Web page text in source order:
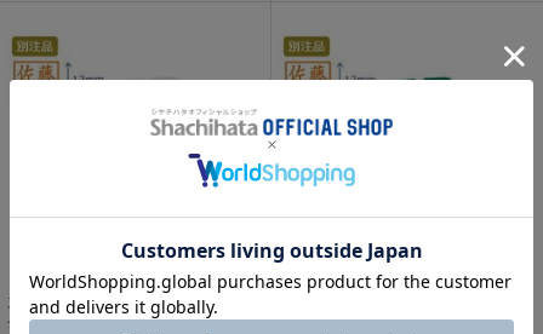
スクエアネーム12 別製 ホワイト 角型
タイプ ヨコ【別注品】
タイプ ヨコ【別注品】